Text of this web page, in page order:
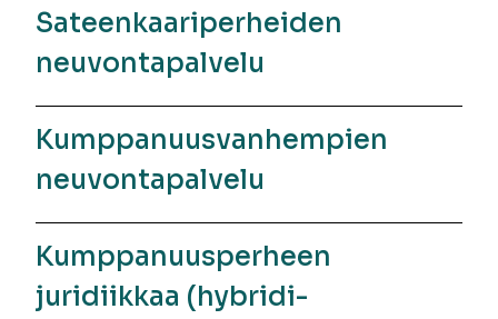
Sateenkaariperheiden
neuvontapalvelu
Kumppanuusvanhempien
neuvontapalvelu
Kumppanuusperheen
juridiikkaa (hybridi-